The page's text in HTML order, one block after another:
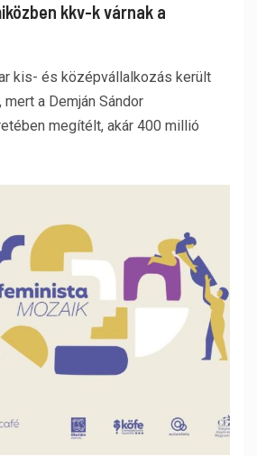
kkv-k várnak a
kis- és középvállalkozás került
a Demján Sándor
megítélt, akár 400 millió